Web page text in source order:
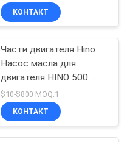
Ranger Truck OEM
номер L260-0080S
КОНТАКТ
Части двигателя Hino
Насос масла для
двигателя HINO 500
J08E J08ET Ranger
Truck OEM No 15110-
2150
$10-$800 MOQ:1
КОНТАКТ